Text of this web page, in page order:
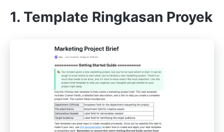
1. Template Ringkasan Proyek